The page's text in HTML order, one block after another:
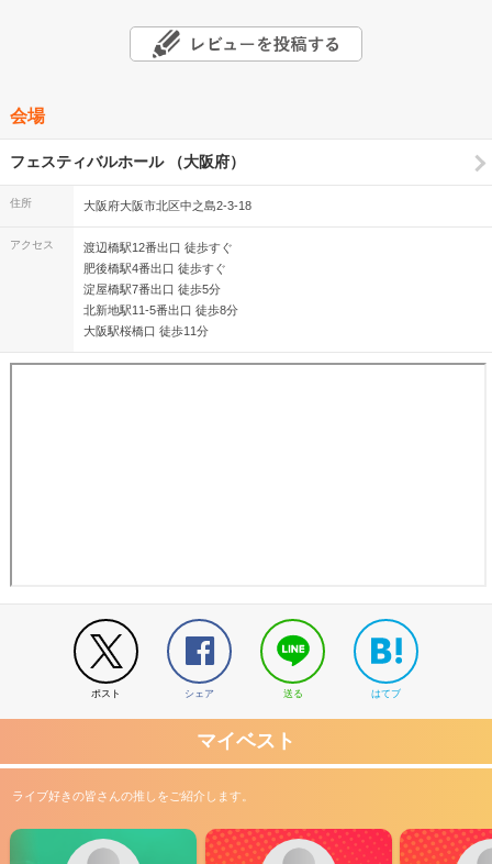
会場
フェスティバルホール （大阪府）
住所 大阪府大阪市北区中之島2-3-18
アクセス
渡辺橋駅12番出口 徒歩すぐ
肥後橋駅4番出口 徒歩すぐ
淀屋橋駅7番出口 徒歩5分
北新地駅11-5番出口 徒歩8分
大阪駅桜橋口 徒歩11分
ポスト シェア 送る はてブ
マイベスト
ライブ好きの皆さんの推しをご紹介します。